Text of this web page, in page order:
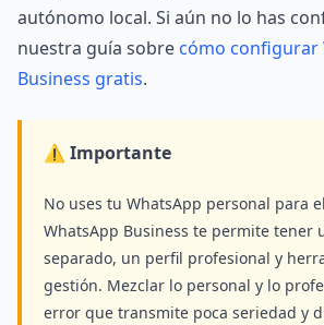
autónomo local. Si aún no lo has
nuestra guía sobre cómo configurar
Business gratis.
⚠️ Importante
No uses tu WhatsApp personal para
WhatsApp Business te permite tener
separado, un perfil profesional y
gestión. Mezclar lo personal y lo
error que transmite poca seriedad y